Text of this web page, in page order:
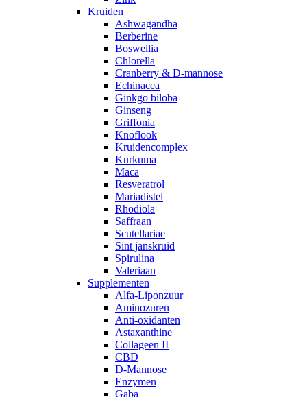
Kruiden
Ashwagandha
Berberine
Boswellia
Chlorella
Cranberry & D-mannose
Echinacea
Ginkgo biloba
Ginseng
Griffonia
Knoflook
Kruidencomplex
Kurkuma
Maca
Resveratrol
Mariadistel
Rhodiola
Saffraan
Scutellariae
Sint janskruid
Spirulina
Valeriaan
Supplementen
Alfa-Liponzuur
Aminozuren
Anti-oxidanten
Astaxanthine
Collageen II
CBD
D-Mannose
Enzymen
Gaba